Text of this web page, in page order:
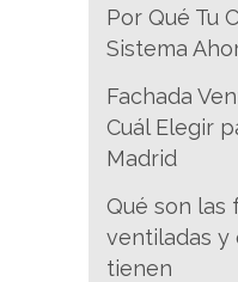
Por Qué Tu
Sistema
Fachada
Cuál Elegir
Madrid
Qué son las
ventiladas y
tienen